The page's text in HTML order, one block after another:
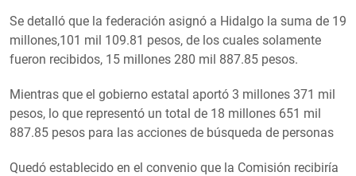
Se detalló que la federación asignó a Hidalgo la suma de 19
millones,101 mil 109.81 pesos, de los cuales solamente
fueron recibidos, 15 millones 280 mil 887.85 pesos.
Mientras que el gobierno estatal aportó 3 millones 371 mil
pesos, lo que representó un total de 18 millones 651 mil
887.85 pesos para las acciones de búsqueda de personas
Quedó establecido en el convenio que la Comisión recibiría